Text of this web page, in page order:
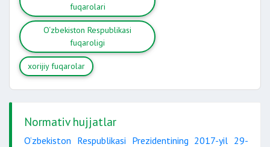
fuqarolari
O‘zbekiston Respublikasi
fuqaroligi
xorijiy fuqarolar
Normativ hujjatlar
O‘zbekiston Respublikasi Prezidentining 2017-yil 29-